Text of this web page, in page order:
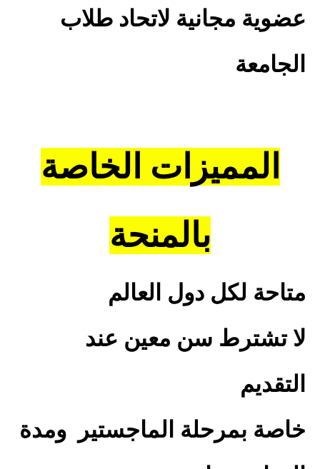
عضوية مجانية لاتحاد طلاب
الجامعة
المميزات الخاصة
بالمنحة
متاحة لكل دول العالم
لا تشترط سن معين عند
التقديم
خاصة بمرحلة الماجستير
ومدة